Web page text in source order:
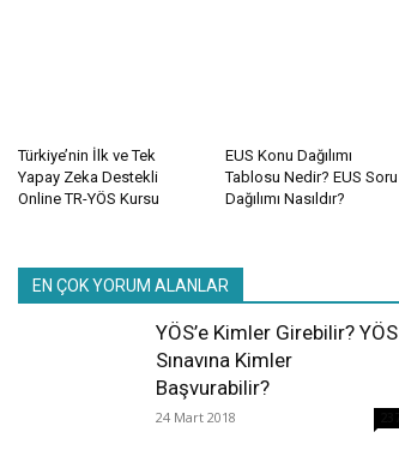
Türkiye’nin İlk ve Tek
Yapay Zeka Destekli
Online TR-YÖS Kursu
EUS Konu Dağılımı
Tablosu Nedir? EUS Soru
Dağılımı Nasıldır?
EN ÇOK YORUM ALANLAR
YÖS’e Kimler Girebilir? YÖS
Sınavına Kimler
Başvurabilir?
24 Mart 2018